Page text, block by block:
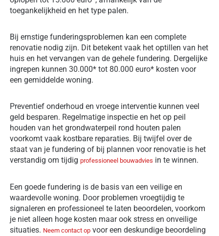
toegankelijkheid en het type palen.
Bij ernstige funderingsproblemen kan een complete
renovatie nodig zijn. Dit betekent vaak het optillen van het
huis en het vervangen van de gehele fundering. Dergelijke
ingrepen kunnen 30.000* tot 80.000 euro* kosten voor
een gemiddelde woning.
Preventief onderhoud en vroege interventie kunnen veel
geld besparen. Regelmatige inspectie en het op peil
houden van het grondwaterpeil rond houten palen
voorkomt vaak kostbare reparaties. Bij twijfel over de
staat van je fundering of bij plannen voor renovatie is het
verstandig om tijdig professioneel bouwadvies in te winnen.
Een goede fundering is de basis van een veilige en
waardevolle woning. Door problemen vroegtijdig te
signaleren en professioneel te laten beoordelen, voorkom
je niet alleen hoge kosten maar ook stress en onveilige
situaties. Neem contact op voor een deskundige beoordeling